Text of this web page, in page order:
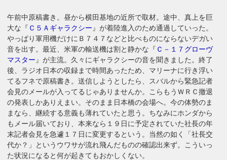
午前中原稿書き。昼から横田基地の近所で取材。途中、真上を巨
大な『 Ｃ５Ａギャラクシー 』が着陸進入のため通過していった。
やっぱり軍用機だけにＢ７４７などと比べものにならないデガい
音を出す。最近、米軍の輸送機は割と静かな『 Ｃ－１７グローヴ
マスター 』が主流。久々にギャラクシーの音を聞きました。終了
後、ラジオ日本の収録まで時間あったため、マリーナに行き浮い
てるフネで原稿書き。送信しようとしたら、スバルから緊急記者
会見のメールが入ってるじゃありませんか。こらもうＷＲＣ撤退
の発表しかありえまい。そのまま日本橋の会場へ。今の体勢のま
まなら、継続する意義も薄れていたと思う。ちなみにホンダから
もメール届いており、本来なら１９日に予定されていた社長の年
末記者会見を急遽１７日に変更するという。当然の如く「社長交
代か？」というウワサが流れ飛んだものの確認出来ず。こういっ
た状況になると何が起きてもおかしくない。